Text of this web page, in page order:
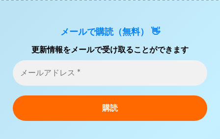
メールで購読（無料） 👋
更新情報をメールで受け取ることができます